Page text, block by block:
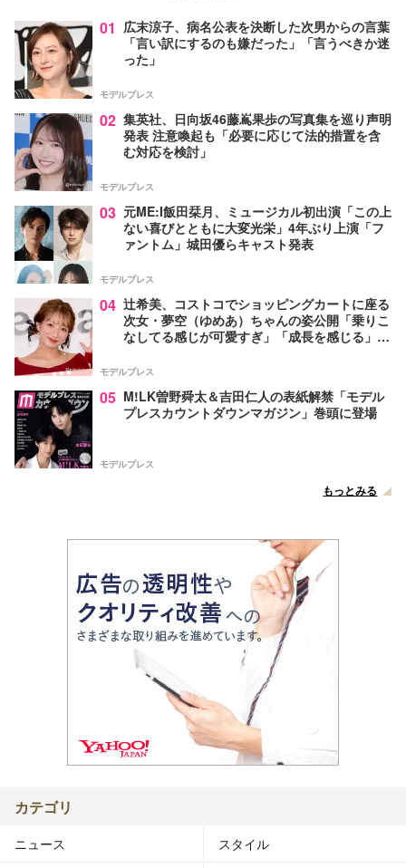
01 広末涼子、病名公表を決断した次男からの言葉
「言い訳にするのも嫌だった」「言うべきか迷
った」
モデルプレス
02 集英社、日向坂46藤嶌果歩の写真集を巡り声明
発表 注意喚起も「必要に応じて法的措置を含
む対応を検討」
モデルプレス
03 元ME:I飯田栞月、ミュージカル初出演「この上
ない喜びとともに大変光栄」4年ぶり上演「フ
ァントム」城田優らキャスト発表
モデルプレス
04 辻希美、コストコでショッピングカートに座る
次女・夢空（ゆめあ）ちゃんの姿公開「乗りこ
なしてる感じが可愛すぎ」「成長を感じる」の
モデルプレス
05 M!LK曽野舜太＆吉田仁人の表紙解禁「モデル
プレスカウントダウンマガジン」巻頭に登場
モデルプレス
もっとみる
カテゴリ
ニュース スタイル